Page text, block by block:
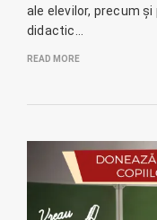
ale elevilor, precum
didactic…
READ MORE